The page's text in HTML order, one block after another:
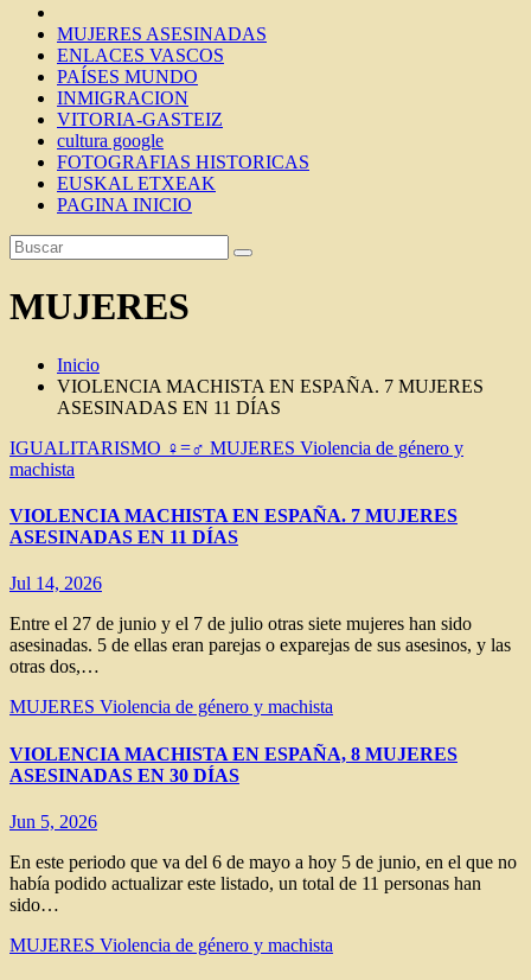
MUJERES ASESINADAS
ENLACES VASCOS
PAÍSES MUNDO
INMIGRACION
VITORIA-GASTEIZ
cultura google
FOTOGRAFIAS HISTORICAS
EUSKAL ETXEAK
PAGINA INICIO
MUJERES
Inicio
VIOLENCIA MACHISTA EN ESPAÑA. 7 MUJERES
ASESINADAS EN 11 DÍAS
IGUALITARISMO ♀=♂ MUJERES Violencia de género y
machista
VIOLENCIA MACHISTA EN ESPAÑA. 7 MUJERES
ASESINADAS EN 11 DÍAS
Jul 14, 2026
Entre el 27 de junio y el 7 de julio otras siete mujeres han sido
asesinadas. 5 de ellas eran parejas o exparejas de sus asesinos, y las
otras dos,…
MUJERES Violencia de género y machista
VIOLENCIA MACHISTA EN ESPAÑA, 8 MUJERES
ASESINADAS EN 30 DÍAS
Jun 5, 2026
En este periodo que va del 6 de mayo a hoy 5 de junio, en el que no
había podido actualizar este listado, un total de 11 personas han
sido…
MUJERES Violencia de género y machista